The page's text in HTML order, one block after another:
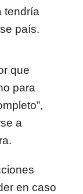
tendría
país.
que
para
a
en caso